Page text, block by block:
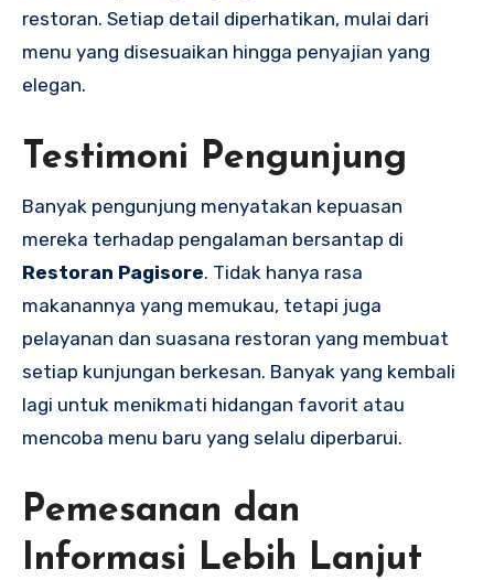
restoran. Setiap detail diperhatikan, mulai dari
menu yang disesuaikan hingga penyajian yang
elegan.
Testimoni Pengunjung
Banyak pengunjung menyatakan kepuasan
mereka terhadap pengalaman bersantap di
Restoran Pagisore. Tidak hanya rasa
makanannya yang memukau, tetapi juga
pelayanan dan suasana restoran yang membuat
setiap kunjungan berkesan. Banyak yang kembali
lagi untuk menikmati hidangan favorit atau
mencoba menu baru yang selalu diperbarui.
Pemesanan dan
Informasi Lebih Lanjut